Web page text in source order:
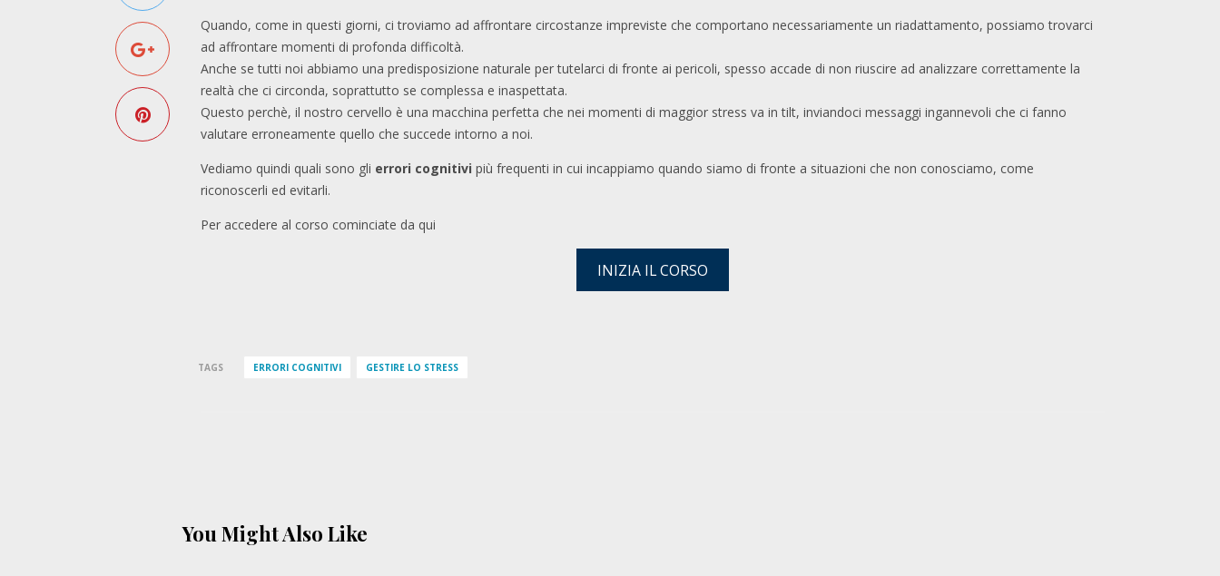
Quando, come in questi giorni, ci troviamo ad affrontare circostanze impreviste che comportano necessariamente un riadattamento, possiamo trovarci
ad affrontare momenti di profonda difficoltà.
Anche se tutti noi abbiamo una predisposizione naturale per tutelarci di fronte ai pericoli, spesso accade di non riuscire ad analizzare correttamente la
realtà che ci circonda, soprattutto se complessa e inaspettata.
Questo perchè, il nostro cervello è una macchina perfetta che nei momenti di maggior stress va in tilt, inviandoci messaggi ingannevoli che ci fanno
valutare erroneamente quello che succede intorno a noi.
Vediamo quindi quali sono gli errori cognitivi più frequenti in cui incappiamo quando siamo di fronte a situazioni che non conosciamo, come
riconoscerli ed evitarli.
Per accedere al corso cominciate da qui
INIZIA IL CORSO
TAGS ERRORI COGNITIVI GESTIRE LO STRESS
You Might Also Like